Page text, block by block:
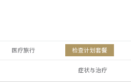
医疗旅行 检查计划套餐
症状与治疗